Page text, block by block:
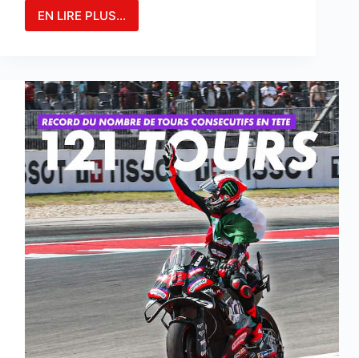
EN LIRE PLUS...
CARTON
BULEGA
QUI
RÉALISE
UN
WEEK-
END
PARFAIT
À
PORTIMAO